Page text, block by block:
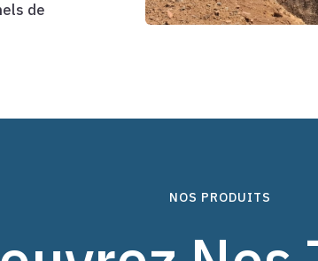
de
NOS PRODUITS